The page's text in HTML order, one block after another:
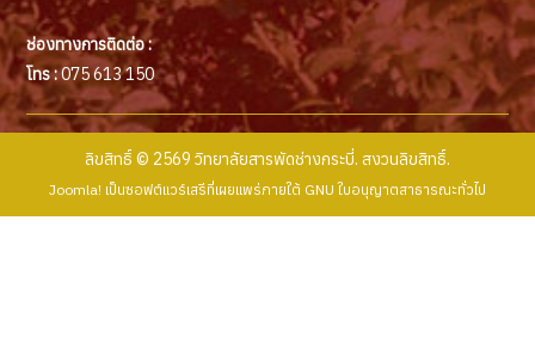
ช่องทางการติดต่อ :
โทร :075 613 150
ลิขสิทธิ์ © 2569 วิทยาลัยสารพัดช่างกระบี่. สงวนลิขสิทธิ์.
Joomla! เป็นซอฟต์แวร์เสรีที่เผยแพร่ภายใต้ GNU ใบอนุญาตสาธารณะทั่วไป